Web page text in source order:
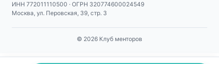
ИНН 772011110500 · ОГРН 320774600024549
Москва, ул. Перовская, 39, стр. 3
© 2026 Клуб менторов